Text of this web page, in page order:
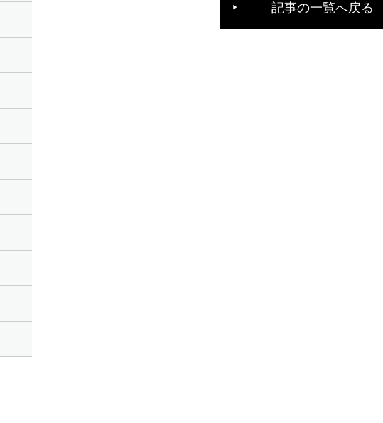
記事の一覧へ戻る